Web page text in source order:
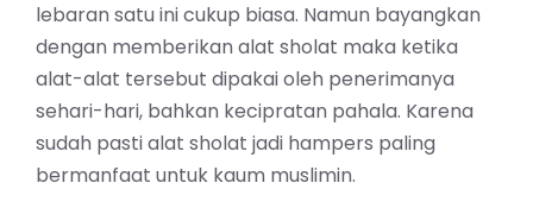
lebaran satu ini cukup biasa. Namun bayangkan
dengan memberikan alat sholat maka ketika
alat-alat tersebut dipakai oleh penerimanya
sehari-hari, bahkan kecipratan pahala. Karena
sudah pasti alat sholat jadi hampers paling
bermanfaat untuk kaum muslimin.